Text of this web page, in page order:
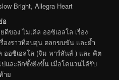
Bright, Allegra Heart
อ
ของ ไมเคิล ออซิเอลโล เรื่อง
รื่องราวที่อบอุ่น ตลกขบขัน และย้ำ
ออซิเอลโล (จิม พาร์สันส์ ) และ คิต
และลึกซึ้งยิ่งขึ้น เมื่อโคแวนได้รับ
าย